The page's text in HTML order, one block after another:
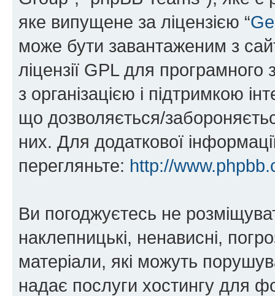
яке випущене за ліцензією “
може бути завантаженим з
ліцензії GPL для
з організацією і підтримкою
що дозволяється/
них. Для додаткової
перегляньте: http://
Ви погоджуєтесь не
наклепницькі, ненависні,
матеріали, які можуть
надає послуги хостингу для